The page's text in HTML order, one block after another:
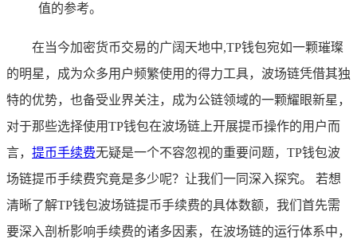
值的参考。
在当今加密货币交易的广阔天地中,TP钱包宛如一颗璀璨
的明星，成为众多用户频繁使用的得力工具，波场链凭借其独
特的优势，也备受业界关注，成为公链领域的一颗耀眼新星，
对于那些选择使用TP钱包在波场链上开展提币操作的用户而
言， 提币手续费无疑是一个不容忽视的重要问题，TP钱包波
场链提币手续费究竟是多少呢？让我们一同深入探究。 若想
清晰了解TP钱包波场链提币手续费的具体数额，我们首先需
要深入剖析影响手续费的诸多因素，在波场链的运行体系中，